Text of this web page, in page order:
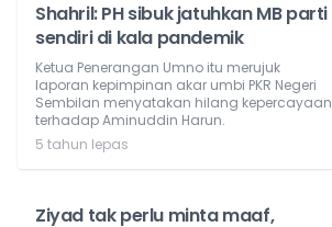
Shahril: PH sibuk jatuhkan MB parti
sendiri di kala pandemik
Ketua Penerangan Umno itu merujuk
laporan kepimpinan akar umbi PKR Negeri
Sembilan menyatakan hilang kepercayaan
terhadap Aminuddin Harun.
5 tahun lepas
Ziyad tak perlu minta maaf,